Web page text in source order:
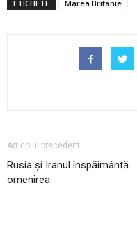
ETICHETE Marea Britanie
Articolul precedent
Rusia și Iranul înspăimântă
omenirea